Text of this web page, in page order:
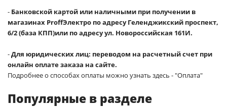
- Банковской картой или наличными при получении в
магазинах ProffЭлектро по адресу Геленджикский проспект,
6/2 (база КПП)или по адресу ул. Новороссийская 161И.
-Для юридических лиц: переводом на расчетный счет при
онлайн оплате заказа на сайте.
Подробнее о способах оплаты можно узнать здесь - "Оплата"
Популярные в разделе